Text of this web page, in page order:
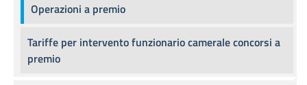
Operazioni a premio
Tariffe per intervento funzionario camerale concorsi a
premio